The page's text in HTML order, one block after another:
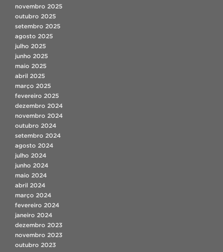
novembro 2025
outubro 2025
setembro 2025
agosto 2025
julho 2025
junho 2025
maio 2025
abril 2025
março 2025
fevereiro 2025
dezembro 2024
novembro 2024
outubro 2024
setembro 2024
agosto 2024
julho 2024
junho 2024
maio 2024
abril 2024
março 2024
fevereiro 2024
janeiro 2024
dezembro 2023
novembro 2023
outubro 2023